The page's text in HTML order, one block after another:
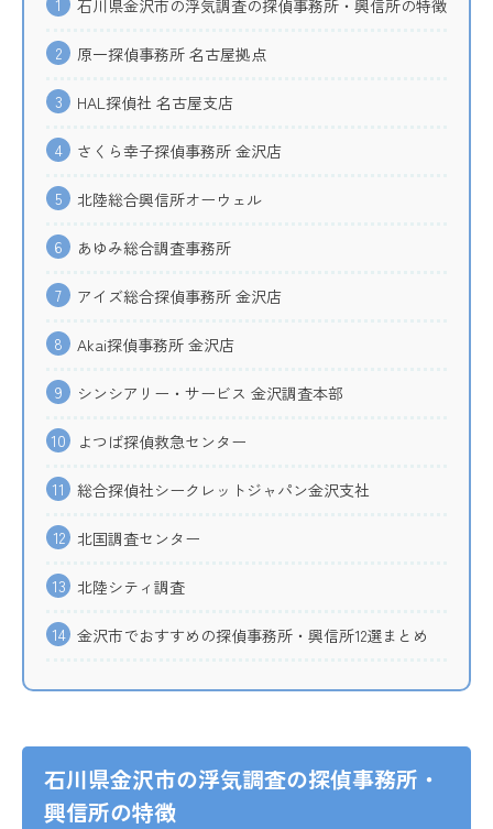
石川県金沢市の浮気調査の探偵事務所・興信所の特徴
2 原一探偵事務所 名古屋拠点
3 HAL探偵社 名古屋支店
4 さくら幸子探偵事務所 金沢店
5 北陸総合興信所オーウェル
6 あゆみ総合調査事務所
7 アイズ総合探偵事務所 金沢店
8 Akai探偵事務所 金沢店
9 シンシアリー・サービス 金沢調査本部
10 よつば探偵救急センター
11 総合探偵社シークレットジャパン金沢支社
12 北国調査センター
13 北陸シティ調査
14 金沢市でおすすめの探偵事務所・興信所12選まとめ
石川県金沢市の浮気調査の探偵事務所・
興信所の特徴